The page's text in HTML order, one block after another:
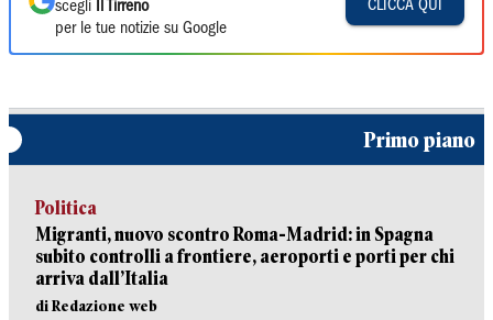
scegli
Il Tirreno
per le tue notizie su Google
CLICCA QUI
Primo piano
Politica
Migranti, nuovo scontro Roma-Madrid: in Spagna
subito controlli a frontiere, aeroporti e porti per chi
arriva dall’Italia
di Redazione web